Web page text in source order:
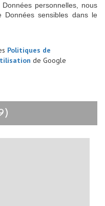
personnelles, nous
sensibles dans le
Politiques de
de Google